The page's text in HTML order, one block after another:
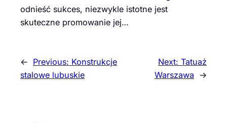
odnieść sukces, niezwykle istotne jest
skuteczne promowanie jej…
← Previous: Konstrukcje
stalowe lubuskie
Next: Tatuaż
Warszawa
→